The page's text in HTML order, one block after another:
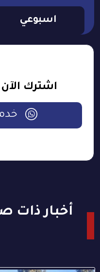
اسبوعي
اشترك
أخبار ذات